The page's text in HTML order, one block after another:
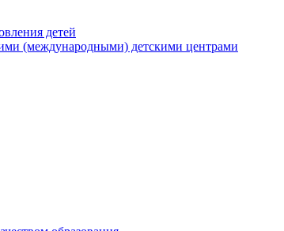
детей
(международными) детскими центрами